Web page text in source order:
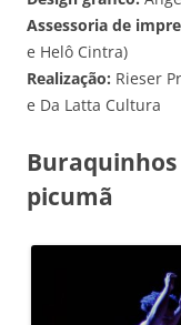
Assessoria de
e Helô Cintra)
Realização: Rieser
e Da Latta Cultura
picumã